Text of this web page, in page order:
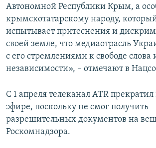
Автономной Республики Крым, а
крымскотатарскому народу,
испытывает притеснения и
своей земле, что медиаотрасль
с его стремлениями к свободе слова
независимости», – отмечают в
C 1 апреля телеканал ATR
эфире, поскольку не смог получить
разрешительных документов на
Роскомнадзора.